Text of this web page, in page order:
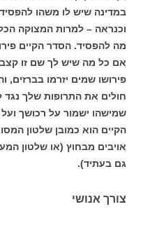
במדינה שיש לו משהו
וכנראה – למרות המצוקה
מה להפסיד. הסדר הקיים
אם כל מה שיש לך שם זו
פירושו שמים יזרמו
חולים את התרופות שלך נגד
שמישהו ישמור על רכושך
הקיים הוא כמובן שלטון
אויבים מבחוץ (או שלטון
גם בעתיד).
צורך אנושי